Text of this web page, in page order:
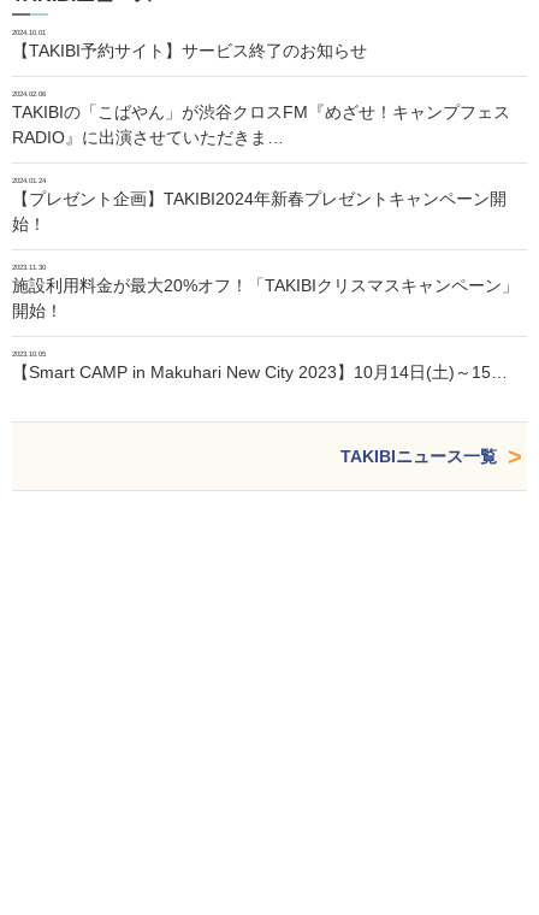
2024.10.01
【TAKIBI予約サイト】サービス終了のお知らせ
2024.02.06
TAKIBIの「こばやん」が渋谷クロスFM『めざせ！キャンプフェス
RADIO』に出演させていただきま…
2024.01.24
【プレゼント企画】TAKIBI2024年新春プレゼントキャンペーン開
始！
2023.11.30
施設利用料金が最大20%オフ！「TAKIBIクリスマスキャンペーン」
開始！
2023.10.05
【Smart CAMP in Makuhari New City 2023】10月14日(土)～15…
TAKIBIニュース一覧